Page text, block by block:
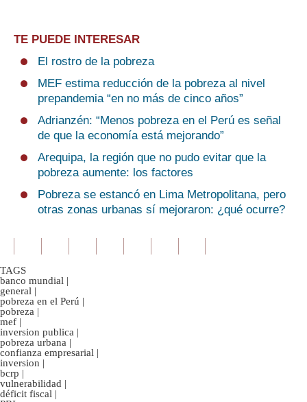
TE PUEDE INTERESAR
El rostro de la pobreza
MEF estima reducción de la pobreza al nivel
prepandemia “en no más de cinco años”
Adrianzén: “Menos pobreza en el Perú es señal
de que la economía está mejorando”
Arequipa, la región que no pudo evitar que la
pobreza aumente: los factores
Pobreza se estancó en Lima Metropolitana, pero
otras zonas urbanas sí mejoraron: ¿qué ocurre?
TAGS
banco mundial |
general |
pobreza en el Perú |
pobreza |
mef |
inversion publica |
pobreza urbana |
confianza empresarial |
inversion |
bcrp |
vulnerabilidad |
déficit fiscal |